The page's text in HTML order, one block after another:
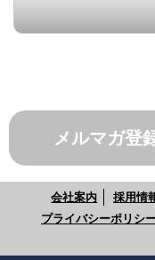
メルマガ登
会社案内 採用情
プライバシーポリシ